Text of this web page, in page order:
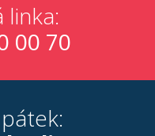
linka:
00 70